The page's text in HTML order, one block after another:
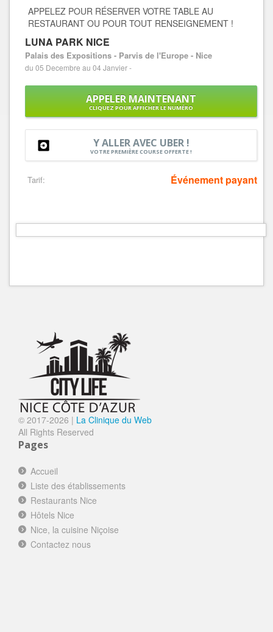
APPELEZ POUR RÉSERVER VOTRE TABLE AU
RESTAURANT OU POUR TOUT RENSEIGNEMENT !
LUNA PARK NICE
Palais des Expositions - Parvis de l'Europe - Nice
du 05 Decembre au 04 Janvier -
APPELER MAINTENANT
CLIQUEZ POUR AFFICHER LE NUMÉRO
Y ALLER AVEC UBER !
VOTRE PREMIÈRE COURSE OFFERTE !
Tarif: Événement payant
© 2017-2026 | La Clinique du Web
All Rights Reserved
Pages
Accueil
Liste des établissements
Restaurants Nice
Hôtels Nice
Nice, la cuisine Niçoise
Contactez nous